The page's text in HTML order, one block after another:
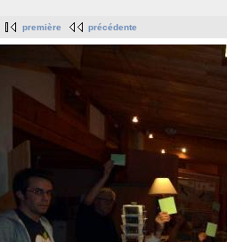
première précédente